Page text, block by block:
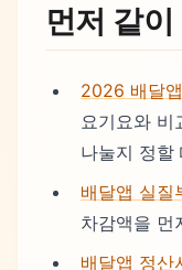
먼저 같
2026 배달
요기요와 비
나눌지 정할
배달앱 실질
차감액을 먼
배달앱 정산